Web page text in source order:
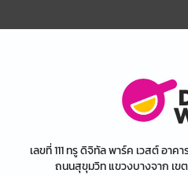
เลขที่ 111 ทรู ดิจิทัล พาร์ค เวสต์ อา
ถนนสุขุมวิท แขวงบางจาก เข